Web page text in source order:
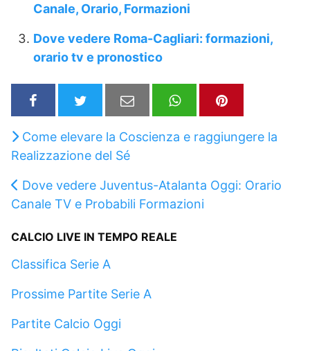
Canale, Orario, Formazioni
Dove vedere Roma-Cagliari: formazioni,
orario tv e pronostico
Come elevare la Coscienza e raggiungere la
Realizzazione del Sé
Dove vedere Juventus-Atalanta Oggi: Orario
Canale TV e Probabili Formazioni
CALCIO LIVE IN TEMPO REALE
Classifica Serie A
Prossime Partite Serie A
Partite Calcio Oggi